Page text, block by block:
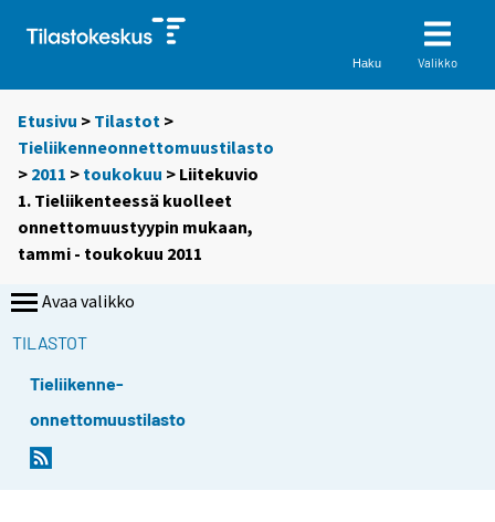
Haku Valikko
Etusivu > Tilastot >
Tieliikenneonnettomuustilasto
> 2011 > toukokuu > Liitekuvio
1. Tieliikenteessä kuolleet
onnettomuustyypin mukaan,
tammi - toukokuu 2011
Avaa valikko
TILASTOT
Tieliikenne-
onnettomuustilasto